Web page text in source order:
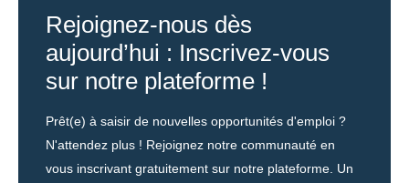
Rejoignez-nous dès
aujourd’hui : Inscrivez-vous
sur notre plateforme !
Prêt(e) à saisir de nouvelles opportunités d'emploi ?
N'attendez plus ! Rejoignez notre communauté en
vous inscrivant gratuitement sur notre plateforme. Un